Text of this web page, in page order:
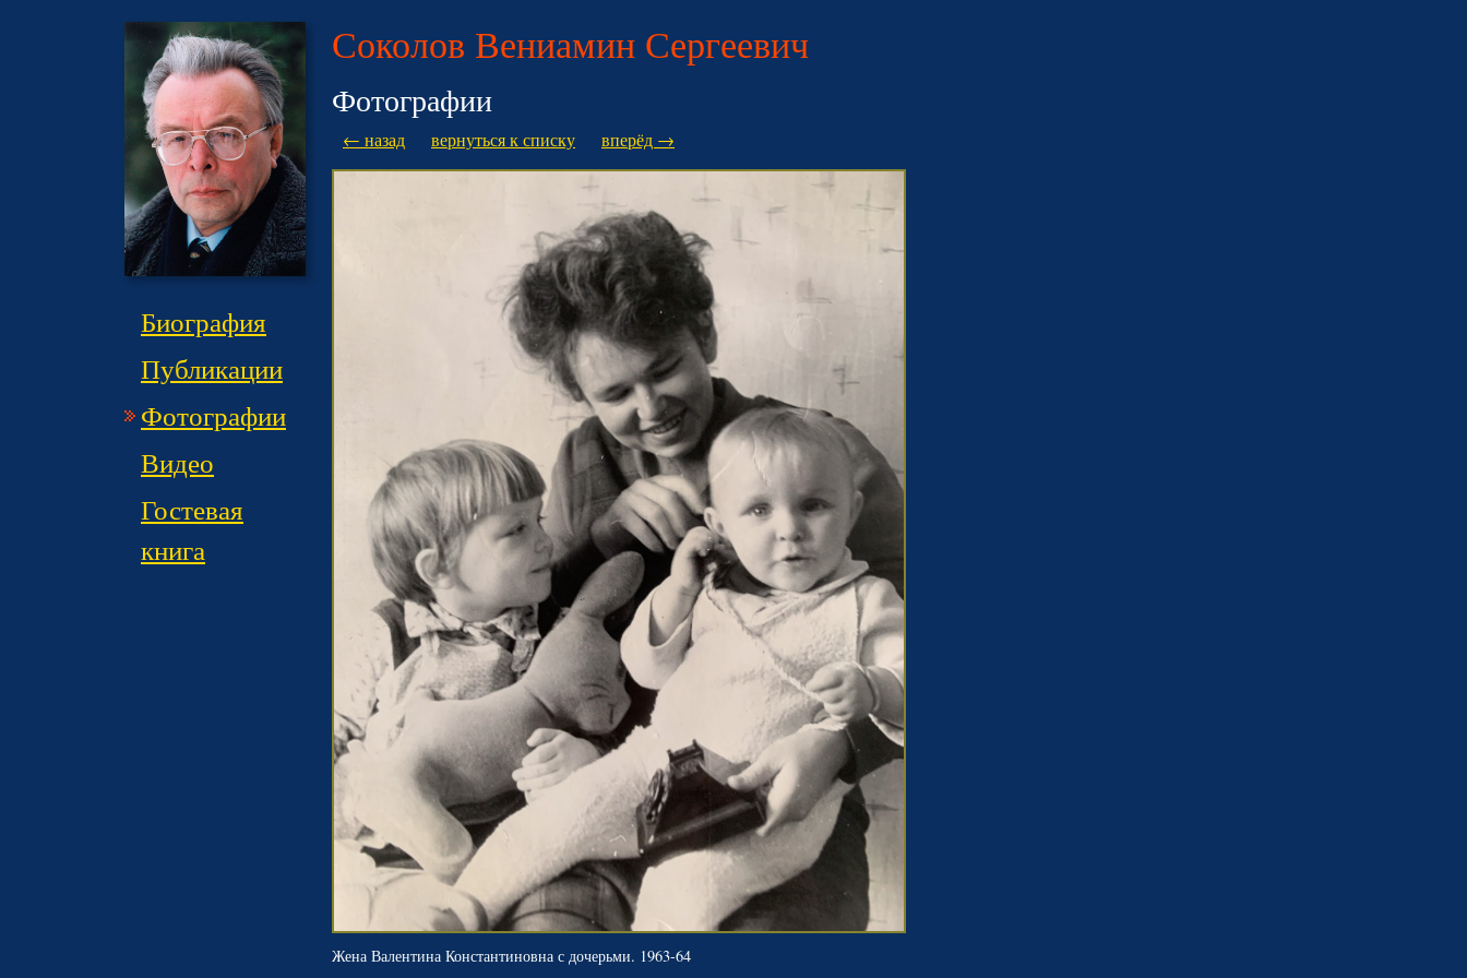
Биография
Публикации
Фотографии
Видео
Гостевая
книга
Соколов Вениамин Сергеевич
Фотографии
← назад вернуться к списку вперёд →
Жена Валентина Константиновна с дочерьми. 1963-64